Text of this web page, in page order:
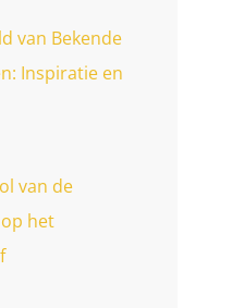
van Bekende
Inspiratie en
van de
het